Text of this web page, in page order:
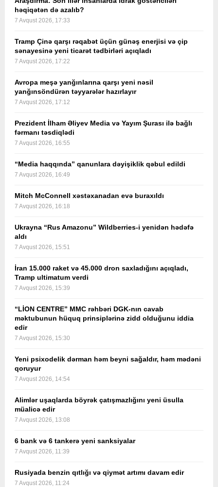
həqiqətən də azalıb?
7 Avqust 2026, 17:33
Tramp Çinə qarşı rəqabət üçün günəş enerjisi və çip
sənayesinə yeni ticarət tədbirləri açıqladı
7 Avqust 2026, 17:22
Avropa meşə yanğınlarına qarşı yeni nəsil
yanğınsöndürən təyyarələr hazırlayır
7 Avqust 2026, 17:12
Prezident İlham Əliyev Media və Yayım Şurası ilə bağlı
fərmanı təsdiqlədi
7 Avqust 2026, 16:55
“Media haqqında” qanunlara dəyişiklik qəbul edildi
7 Avqust 2026, 16:49
Mitch McConnell xəstəxanadan evə buraxıldı
7 Avqust 2026, 16:18
Ukrayna “Rus Amazonu” Wildberries-i yenidən hədəfə
aldı
7 Avqust 2026, 15:51
İran 15.000 raket və 45.000 dron saxladığını açıqladı,
Tramp ultimatum verdi
7 Avqust 2026, 15:39
“LİON CENTRE” MMC rəhbəri DGK-nın cavab
məktubunun hüquq prinsiplərinə zidd olduğunu iddia
edir
7 Avqust 2026, 15:30
Yeni psixodelik dərman həm beyni sağaldır, həm mədəni
qoruyur
7 Avqust 2026, 14:54
Alimlər uşaqlarda böyrək çatışmazlığını yeni üsulla
müalicə edir
7 Avqust 2026, 13:08
6 bank və 6 tankerə yeni sanksiyalar
7 Avqust 2026, 11:39
Rusiyada benzin qıtlığı və qiymət artımı davam edir
7 Avqust 2026, 11:24